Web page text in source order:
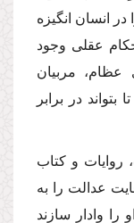
انسان انگیزه
عقلى وجود
عظام، مربیان
در برابر
روایات و كتاب
عدالت را به
را وادار سازند